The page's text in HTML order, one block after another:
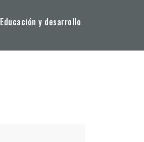
Educación y desarrollo